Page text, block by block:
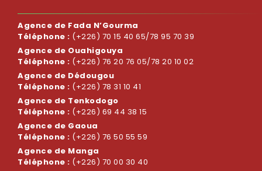
Agence de Fada N’Gourma
Téléphone : (+226) 70 15 40 65/78 95 70 39
Agence de Ouahigouya
Téléphone : (+226) 76 20 76 05/78 20 10 02
Agence de Dédougou
Téléphone : (+226) 78 31 10 41
Agence de Tenkodogo
Téléphone : (+226) 69 44 38 15
Agence de Gaoua
Téléphone : (+226) 76 50 55 59
Agence de Manga
Téléphone : (+226) 70 00 30 40